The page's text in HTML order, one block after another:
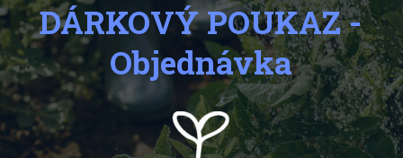
DÁRKOVÝ POUKAZ -
Objednávka